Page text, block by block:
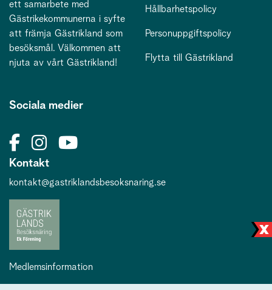
ett samarbete med
Gästrikekommunerna i syfte
att främja Gästrikland som
besöksmål. Välkommen att
njuta av vårt Gästrikland!
Hållbarhetspolicy
Personuppgiftspolicy
Flytta till Gästrikland
Sociala medier
Kontakt
kontakt@gastriklandsbesoksnaring.se
Medlemsinformation